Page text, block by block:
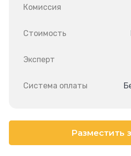
Комиссия
Стоимость
Эксперт
Система оплаты
Разместить